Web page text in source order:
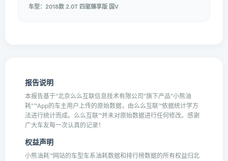
车型：2018款 2.0T 四驱臻享版 国V
报告说明
本报告基于"北京么么互联信息技术有限公司"旗下产品"小熊油
耗"™App的车主用户上传的原始数据，由么么互联™依据统计学方
法进行统计而成。么么互联™并未对原始数据进行任何修改。感谢
广大车友每一次认真的记录！
权益声明
小熊油耗™网站的车型车系油耗数据和排行榜数据的所有权益归北